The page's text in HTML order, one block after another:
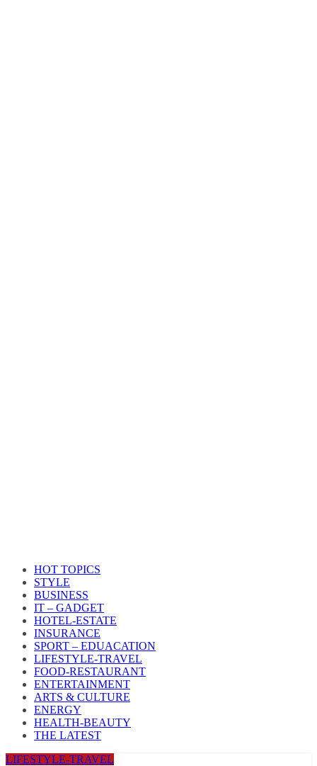
HOT TOPICS
STYLE
BUSINESS
IT – GADGET
HOTEL-ESTATE
INSURANCE
SPORT – EDUACATION
LIFESTYLE​-TRAVEL​
FOOD-RESTAURANT
ENTERTAINMENT
ARTS & CULTURE
ENERGY
HEALTH​-BEAUTY
THE LATEST
LIFESTYLE​-TRAVEL​